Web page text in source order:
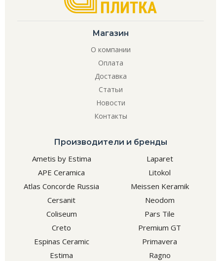
Магазин
О компании
Оплата
Доставка
Статьи
Новости
Контакты
Производители и бренды
Ametis by Estima
APE Ceramica
Atlas Concorde Russia
Cersanit
Coliseum
Creto
Espinas Ceramic
Estima
Laparet
Litokol
Meissen Keramik
Neodom
Pars Tile
Premium GT
Primavera
Ragno